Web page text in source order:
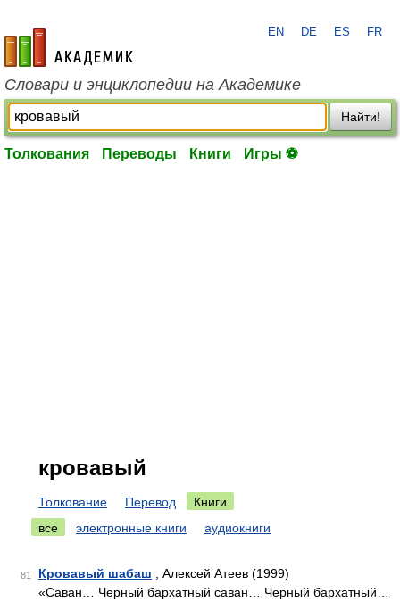
academic.ru
EN DE ES FR
Словари и энциклопедии на Академике
Найти!
Толкования Переводы Книги Игры ⚽
кровавый
Толкование Перевод
Книги
все
электронные книги аудиокниги
81 Кровавый шабаш , Алексей Атеев (1999)
«Саван… Черный бархатный саван… Черный бархатный…